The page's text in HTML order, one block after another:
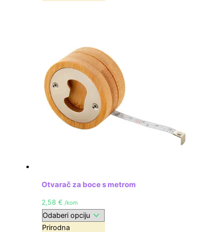
Otvarač za boce s metrom
2,58€ /kom
Prirodna